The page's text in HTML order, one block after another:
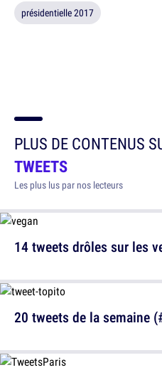
présidentielle 2017
PLUS DE CONTENUS
TWEETS
Les plus lus par nos lecteurs
14 tweets drôles sur les
20 tweets de la semaine